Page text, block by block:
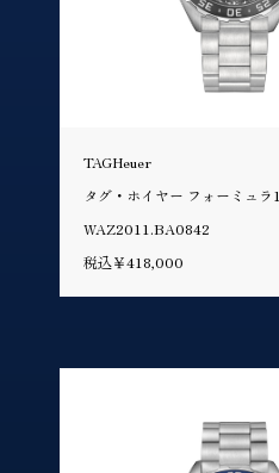
TAGHeuer
タグ・ホイヤー フォーミュラ1
WAZ2011.BA0842
税込￥418,000